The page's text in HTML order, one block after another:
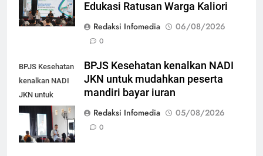
Edukasi Ratusan Warga Kaliori
Redaksi Infomedia
06/08/2026
0
BPJS Kesehatan
kenalkan NADI
JKN untuk
mudahkan
peserta mandiri
bayar iuran
BPJS Kesehatan kenalkan NADI
JKN untuk mudahkan peserta
mandiri bayar iuran
Redaksi Infomedia
05/08/2026
0